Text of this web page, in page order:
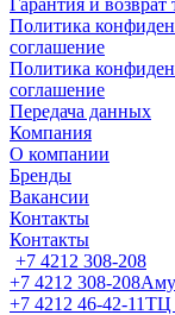
Гарантия и возврат
Политика
соглашение
Политика
соглашение
Передача данных
Компания
О компании
Бренды
Вакансии
Контакты
Контакты
+7 4212 308-208
+7 4212 308-208
+7 4212 46-42-11ТЦ